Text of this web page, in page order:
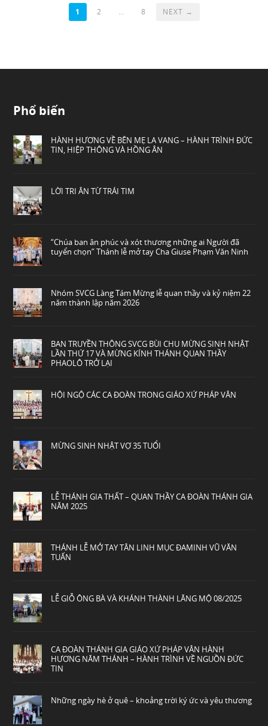
1 2 … 8 NEXT →
Phổ biến
HÀNH HƯƠNG VỀ BÊN MẸ LA VANG – HÀNH TRÌNH ĐỨC
TIN, HIỆP THÔNG VÀ HỒNG ÂN
LỜI TRI ÂN TỪ TRÁI TIM
“Chúa ban ân phúc và xót thương những ai Người đã
tuyển chọn” Thánh lễ mở tay Cha Giuse Phạm Văn Ninh
Nhóm SVCG Làng Tám Mừng lễ quan thầy và kỷ niệm 22
năm thành lập năm 2026
BAN TRUYỀN THÔNG SVCG BÙI CHU MỪNG SINH NHẬT
LẦN THỨ 17 VÀ MỪNG KÍNH THÁNH QUAN THẦY
PHAOLÔ TRỞ LẠI
HỘI NGỘ CÁC CA ĐOÀN TRONG GIÁO XỨ PHÁP VÂN
MỪNG SINH NHẬT VỢ 35 TUỔI
LỄ THÁNH GIA THẤT – QUAN THẦY CA ĐOÀN THÁNH GIA
NĂM 2025
THÁNH LỄ MỞ TAY TÂN LINH MỤC ĐAMINH VŨ VĂN
TUẤN
LỄ GIỖ ÔNG BÀ VÀ KHÁNH THÀNH LĂNG MỘ 08/2025
CA ĐOÀN THÁNH GIA GIÁO XỨ PHÁP VÂN HÀNH
HƯƠNG NĂM THÁNH – HÀNH TRÌNH VỀ NGUỒN ĐỨC
TIN
Những ngày hè ở quê – khoảng trời ký ức và yêu thương